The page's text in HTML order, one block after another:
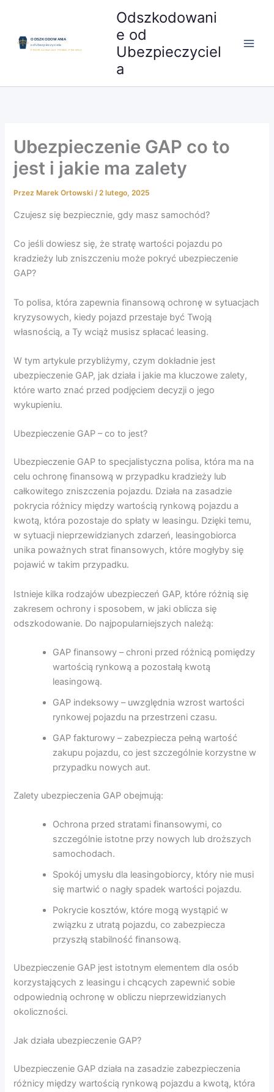
treści
Odszkodowani
e od
Ubezpieczyciel
a
Ubezpieczenie GAP co to
jest i jakie ma zalety
Przez Marek Ortowski/2 lutego, 2025
Czujesz się bezpiecznie, gdy masz samochód?
Co jeśli dowiesz się, że stratę wartości pojazdu po
kradzieży lub zniszczeniu może pokryć ubezpieczenie
GAP?
To polisa, która zapewnia finansową ochronę w sytuacjach
kryzysowych, kiedy pojazd przestaje być Twoją
własnością, a Ty wciąż musisz spłacać leasing.
W tym artykule przybliżymy, czym dokładnie jest
ubezpieczenie GAP, jak działa i jakie ma kluczowe zalety,
które warto znać przed podjęciem decyzji o jego
wykupieniu.
Ubezpieczenie GAP – co to jest?
Ubezpieczenie GAP to specjalistyczna polisa, która ma na
celu ochronę finansową w przypadku kradzieży lub
całkowitego zniszczenia pojazdu. Działa na zasadzie
pokrycia różnicy między wartością rynkową pojazdu a
kwotą, która pozostaje do spłaty w leasingu. Dzięki temu,
w sytuacji nieprzewidzianych zdarzeń, leasingobiorca
unika poważnych strat finansowych, które mogłyby się
pojawić w takim przypadku.
Istnieje kilka rodzajów ubezpieczeń GAP, które różnią się
zakresem ochrony i sposobem, w jaki oblicza się
odszkodowanie. Do najpopularniejszych należą:
GAP finansowy – chroni przed różnicą pomiędzy
wartością rynkową a pozostałą kwotą
leasingową.
GAP indeksowy – uwzględnia wzrost wartości
rynkowej pojazdu na przestrzeni czasu.
GAP fakturowy – zabezpiecza pełną wartość
zakupu pojazdu, co jest szczególnie korzystne w
przypadku nowych aut.
Zalety ubezpieczenia GAP obejmują:
Ochrona przed stratami finansowymi, co
szczególnie istotne przy nowych lub droższych
samochodach.
Spokój umysłu dla leasingobiorcy, który nie musi
się martwić o nagły spadek wartości pojazdu.
Pokrycie kosztów, które mogą wystąpić w
związku z utratą pojazdu, co zabezpiecza
przyszłą stabilność finansową.
Ubezpieczenie GAP jest istotnym elementem dla osób
korzystających z leasingu i chcących zapewnić sobie
odpowiednią ochronę w obliczu nieprzewidzianych
okoliczności.
Jak działa ubezpieczenie GAP?
Ubezpieczenie GAP działa na zasadzie zabezpieczenia
różnicy między wartością rynkową pojazdu a kwotą, która